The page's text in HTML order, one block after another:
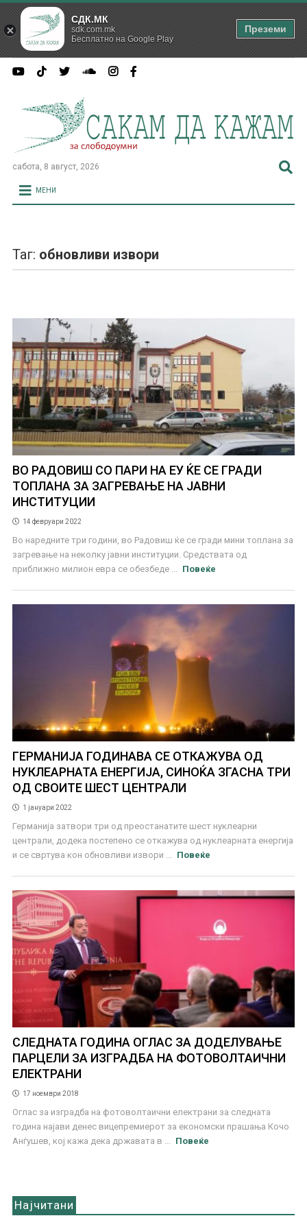
сабота, 8 август, 2026
МЕНИ
Таг: обновливи извори
ВО РАДОВИШ СО ПАРИ НА ЕУ ЌЕ СЕ ГРАДИ
ТОПЛАНА ЗА ЗАГРЕВАЊЕ НА ЈАВНИ
ИНСТИТУЦИИ
14 февруари 2022
Во наредните три години, во Радовиш ќе се гради мини топлана за
загревање на неколку јавни институции. Средствата од
приближно милион евра се обезбеде ...
Повеќе
ГЕРМАНИЈА ГОДИНАВА СЕ ОТКАЖУВА ОД
НУКЛЕАРНАТА ЕНЕРГИЈА, СИНОЌА ЗГАСНА ТРИ
ОД СВОИТЕ ШЕСТ ЦЕНТРАЛИ
1 јануари 2022
Германија затвори три од преостанатите шест нуклеарни
централи, додека постепено се откажува од нуклеарната енергија
и се свртува кон обновливи извори ...
Повеќе
СЛЕДНАТА ГОДИНА ОГЛАС ЗА ДОДЕЛУВАЊЕ
ПАРЦЕЛИ ЗА ИЗГРАДБА НА ФОТОВОЛТАИЧНИ
ЕЛЕКТРАНИ
17 ноември 2018
Оглас за изградба на фотоволтаични електрани за следната
година најави денес вицепремиерот за економски прашања Кочо
Анѓушев, кој кажа дека државата в ...
Повеќе
Најчитани
СДК.МК
sdk.com.mk
Бесплатно на Google Play
Преземи